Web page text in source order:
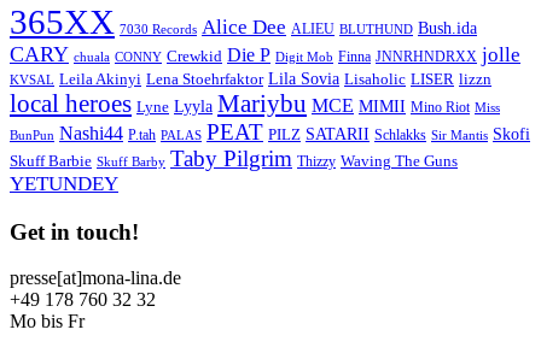
365XX 7030 Records Alice Dee ALIEU BLUTHUND Bush.ida
CARY chuala CONNY Crewkid Die P Digit Mob Finna JNNRHNDRXX jolle
KVSAL Leila Akinyi Lena Stoehrfaktor Lila Sovia Lisaholic LISER lizzn
local heroes Lyne Lyyla Mariybu MCE MIMII Mino Riot Miss
BunPun Nashi44 P.tah PALAS PEAT PILZ SATARII Schlakks Sir Mantis Skofi
Skuff Barbie Skuff Barby Taby Pilgrim Thizzy Waving The Guns
YETUNDEY
Get in touch!
presse[at]mona-lina.de
+49 178 760 32 32
Mo bis Fr